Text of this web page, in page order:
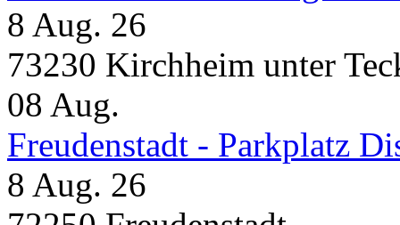
8 Aug. 26
73230 Kirchheim unter
08 Aug.
Freudenstadt - Parkplatz
8 Aug. 26